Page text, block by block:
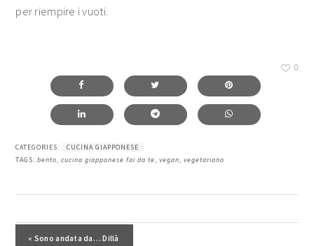
per riempire i vuoti.
0
CATEGORIES:
CUCINA GIAPPONESE
TAGS:bento,cucina giapponese fai da te,vegan,vegetariano
Post precedente:
« Sono andata da… Dillà
del